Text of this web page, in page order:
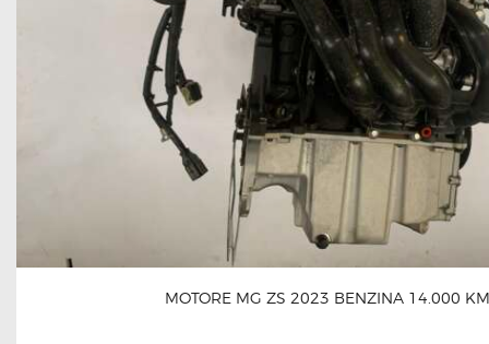
MOTORE MG ZS 2023 BENZINA 14.000 KM